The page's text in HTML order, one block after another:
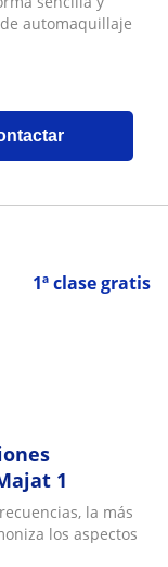
automaquillaje
1ª clase gratis
1
la más
los aspectos